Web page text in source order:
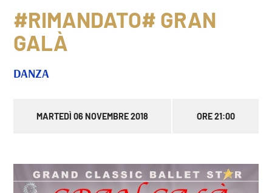
#RIMANDATO# GRAN
GALÀ
DANZA
MARTEDÌ 06 NOVEMBRE 2018 ORE 21:00